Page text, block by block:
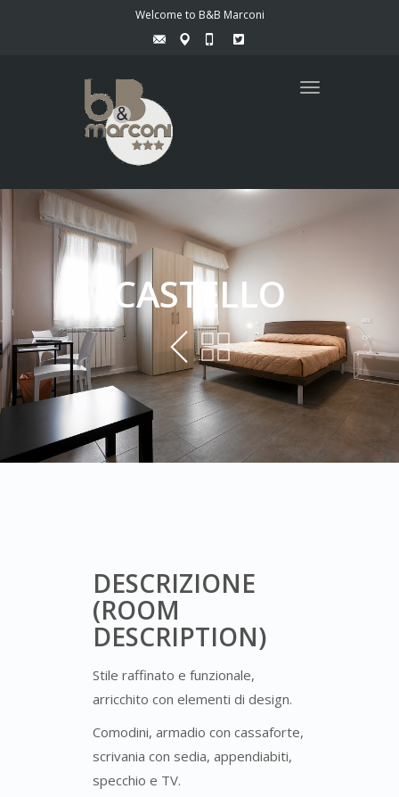
Welcome to B&B Marconi
Toggle
CASTELLO
DESCRIZIONE
(ROOM
DESCRIPTION)
Stile raffinato e funzionale,
arricchito con elementi di design.
Comodini, armadio con cassaforte,
scrivania con sedia, appendiabiti,
specchio e TV.